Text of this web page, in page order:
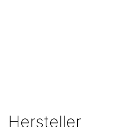
Hersteller